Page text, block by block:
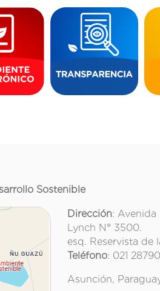
Sostenible
Dirección: Avenida
Lynch N° 3500.
esq. Reservista de
Teléfono: 021
Asunción,